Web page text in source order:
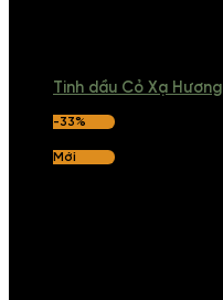
Tinh dầu Cỏ Xạ Hương
-33%
Mới